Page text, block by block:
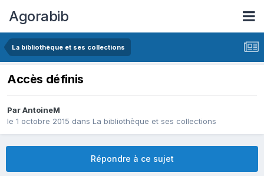
Agorabib
La bibliothèque et ses collections
Accès définis
Par AntoineM
le 1 octobre 2015 dans La bibliothèque et ses collections
Répondre à ce sujet